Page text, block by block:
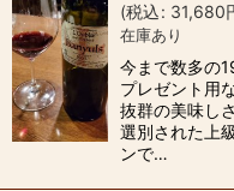
(税込: 31,680
在庫あり
今まで数多の
プレゼント用
抜群の美味し
選別された上
ンで…